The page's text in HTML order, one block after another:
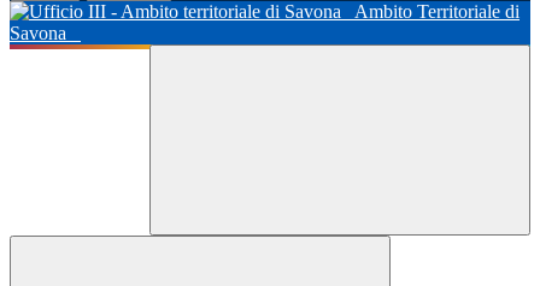
Ambito Territoriale di
Savona